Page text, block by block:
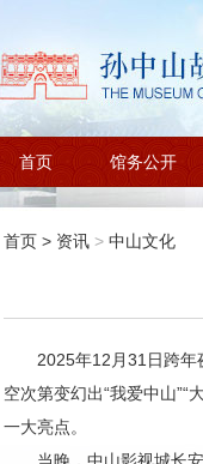
首页 馆务公开
首页 > 资讯 > 中山文化
2025年12月31日跨年
空次第变幻出“我爱中山
一大亮点。